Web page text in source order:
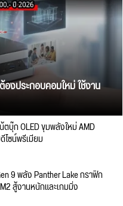
งประกอบคอมใหม่ ใช้งาน
ตบุ๊ก OLED ขุมพลังใหม่ AMD
ไซน์พรีเมียม
9 พลัง Panther Lake กราฟิก
สู้งานหนักและเกมมิ่ง